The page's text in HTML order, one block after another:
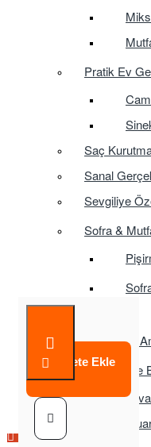
Pratik Ev
Saç
Sanal
Sevgiliye
Sofra &
Tasarruflu
Temizlik ve
TV
Sepete Ekle
Çok Satılan Ürün
Çok Satılan Ürün
Çok Satılan Ürün